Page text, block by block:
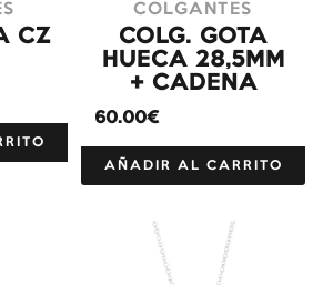
CZ
COLGANTES
COLG. GOTA
HUECA 28,5MM
+ CADENA
60.00€
AÑADIR AL CARRITO